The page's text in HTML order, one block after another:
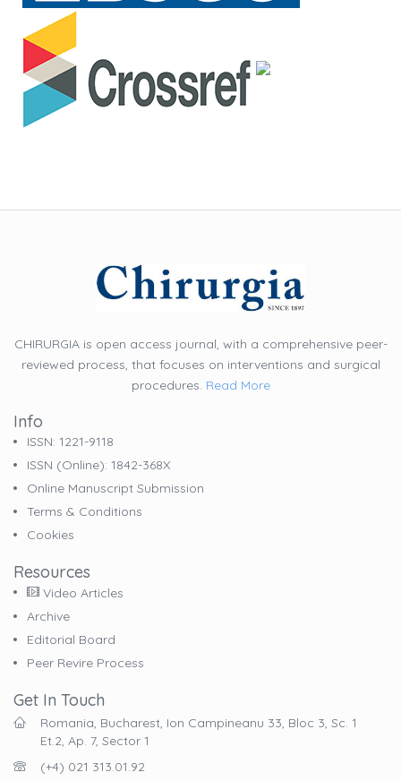
CHIRURGIA is open access journal, with a comprehensive peer-
reviewed process, that focuses on interventions and surgical
procedures. Read More
Info
ISSN: 1221-9118
ISSN (online): 1842-368X
Online Manuscript Submission
Terms & Conditions
Cookies
Resources
Video Articles
Archive
Editorial Board
Peer Revire Process
Get In Touch
Romania, Bucharest, Ion Campineanu 33, Bloc 3, Sc. 1
Et.2, Ap. 7, Sector 1
(+4) 021 313.01.92